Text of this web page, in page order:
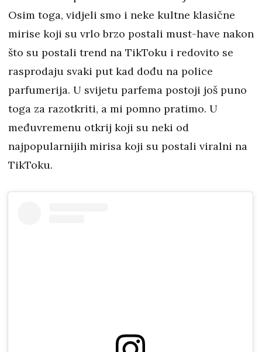
Osim toga, vidjeli smo i neke kultne klasične
mirise koji su vrlo brzo postali must-have nakon
što su postali trend na TikToku i redovito se
rasprodaju svaki put kad dođu na police
parfumerija. U svijetu parfema postoji još puno
toga za razotkriti, a mi pomno pratimo. U
međuvremenu otkrij koji su neki od
najpopularnijih mirisa koji su postali viralni na
TikToku.